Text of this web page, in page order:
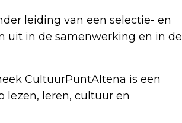
leiding van een selectie- en
uit in de samenwerking en in de
CultuurPuntAltena is een
lezen, leren, cultuur en